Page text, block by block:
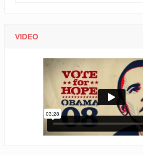
VIDEO